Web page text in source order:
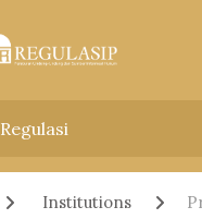
Regulasi
Institutions